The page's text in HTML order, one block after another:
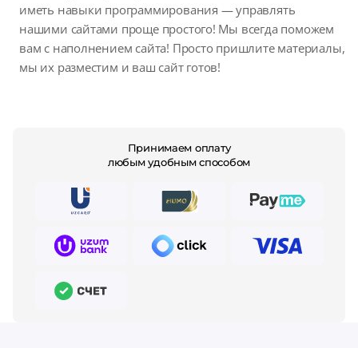
иметь навыки программирования — управлять
нашими сайтами проще простого! Мы всегда поможем
вам с наполнением сайта! Просто пришлите материалы,
мы их разместим и ваш сайт готов!
Принимаем оплату
любым удобным способом